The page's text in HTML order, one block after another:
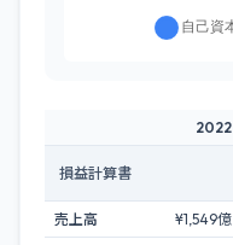
2022
損益計算書
売上高 ¥1,549億